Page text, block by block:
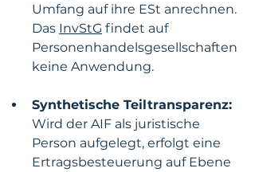
Umfang auf ihre ESt anrechnen.
Das InvStG findet auf
Personenhandelsgesellschaften
keine Anwendung.
Synthetische Teiltransparenz:
Wird der AIF als juristische
Person aufgelegt, erfolgt eine
Ertragsbesteuerung auf Ebene